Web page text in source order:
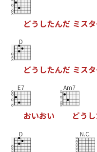
どう したんだ ミスタ
D
どう したんだ ミスタ
E7
おいおい
Am7
どう し
D N.C.